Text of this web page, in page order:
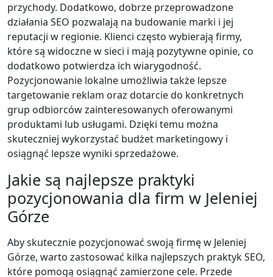
przychody. Dodatkowo, dobrze przeprowadzone
działania SEO pozwalają na budowanie marki i jej
reputacji w regionie. Klienci często wybierają firmy,
które są widoczne w sieci i mają pozytywne opinie, co
dodatkowo potwierdza ich wiarygodność.
Pozycjonowanie lokalne umożliwia także lepsze
targetowanie reklam oraz dotarcie do konkretnych
grup odbiorców zainteresowanych oferowanymi
produktami lub usługami. Dzięki temu można
skuteczniej wykorzystać budżet marketingowy i
osiągnąć lepsze wyniki sprzedażowe.
Jakie są najlepsze praktyki
pozycjonowania dla firm w Jeleniej
Górze
Aby skutecznie pozycjonować swoją firmę w Jeleniej
Górze, warto zastosować kilka najlepszych praktyk SEO,
które pomogą osiągnąć zamierzone cele. Przede